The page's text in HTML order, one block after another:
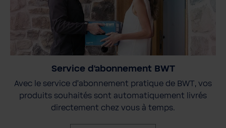
Service d'abonnement BWT
Avec le service d'abonnement pratique de BWT, vos
produits souhaités sont automatiquement livrés
directement chez vous à temps.